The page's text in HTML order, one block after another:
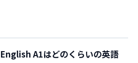
A1はどのくらいの英語